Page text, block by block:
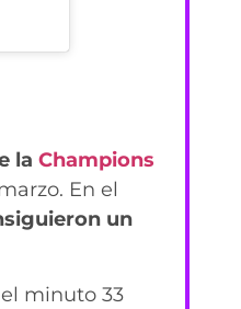
la Champions
En el
un
minuto 33